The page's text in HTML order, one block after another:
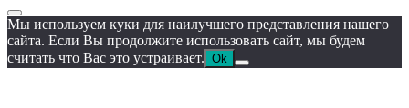
Мы используем куки для наилучшего представления нашего
сайта. Если Вы продолжите использовать сайт, мы будем
считать что Вас это устраивает. Ok